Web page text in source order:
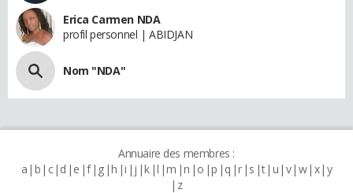
Erica Carmen NDA
profil personnel | ABIDJAN
Nom "NDA"
Annuaire des membres :
a b c d e f g h i j k l m n o p q r s t u v w x y
z